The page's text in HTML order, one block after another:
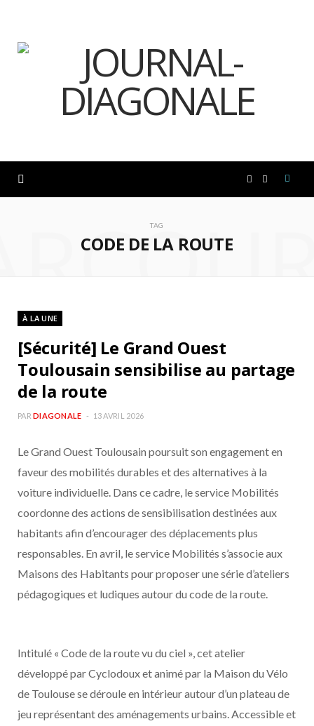
TAG
CODE DE LA ROUTE
À LA UNE
[Sécurité] Le Grand Ouest
Toulousain sensibilise au partage
de la route
PAR DIAGONALE 13 AVRIL 2026
Le Grand Ouest Toulousain poursuit son engagement en
faveur des mobilités durables et des alternatives à la
voiture individuelle. Dans ce cadre, le service Mobilités
coordonne des actions de sensibilisation destinées aux
habitants afin d’encourager des déplacements plus
responsables. En avril, le service Mobilités s’associe aux
Maisons des Habitants pour proposer une série d’ateliers
pédagogiques et ludiques autour du code de la route.
Intitulé « Code de la route vu du ciel », cet atelier
développé par Cyclodoux et animé par la Maison du Vélo
de Toulouse se déroule en intérieur autour d’un plateau de
jeu représentant des aménagements urbains. Accessible et